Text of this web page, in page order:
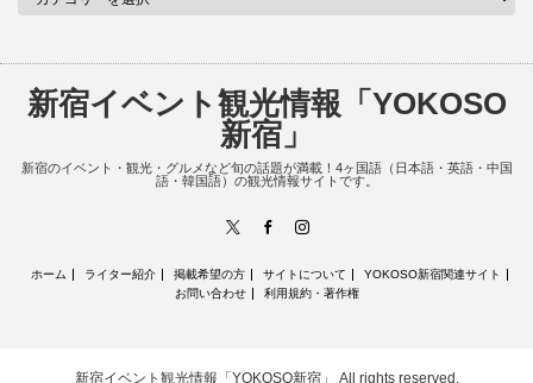
新宿イベント観光情報「YOKOSO
新宿」
新宿のイベント・観光・グルメなど旬の話題が満載！4ヶ国語（日本語・英語・中国
語・韓国語）の観光情報サイトです。
Facebook
ホーム ライター紹介 掲載希望の方 サイトについて
YOKOSO新宿関連サイト
お問い合わせ
利用規約・著作権
新宿イベント観光情報「YOKOSO新宿」 All rights reserved.